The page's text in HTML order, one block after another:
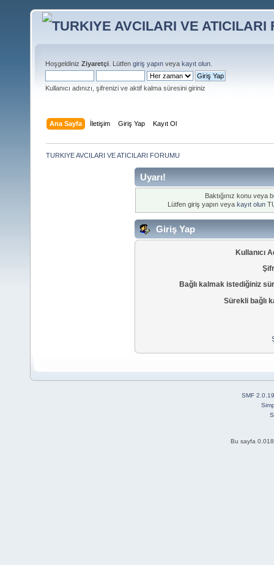
Hoşgeldiniz Ziyaretçi . Lütfen giriş yapın veya kayıt olun
Kullanıcı adınızı, şifrenizi ve aktif kalma süresini giriniz
Ana Sayfa İletişim Giriş Yap Kayıt Ol
TURKIYE AVCILARI VE ATICILARI FORUMU
Uyarı!
Baktığınız konu veya
Lütfen giriş yapın veya kayıt olun
Giriş Yap
Kullanıcı
Bağlı kalmak istediğiniz
Sürekli bağlı
SMF 2.0.19
Bu sayfa